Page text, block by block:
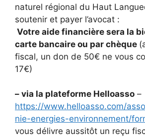
naturel régional du Haut
soutenir et payer l’avocat :
Votre aide financière sera la
carte bancaire ou par chèque
fiscal, un don de 50€ ne vous
17€)
– via la plateforme Helloasso –
https://www.helloasso.com/
nie-energies-environnement/
vous délivre aussitôt un reçu